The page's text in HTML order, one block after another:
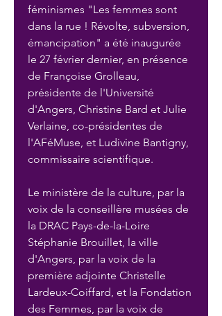
féminismes "Les femmes sont
dans la rue ! Révolte, subversion,
émancipation" a été inaugurée
le 27 février dernier, en présence
de Françoise Grolleau,
présidente de l'Université
d'Angers, Christine Bard et Julie
Verlaine, co-présidentes de
l'AFéMuse, et Ludivine Bantigny,
commissaire scientifique.
Le ministère de la culture, par la
voix de la conseillère musées de
la DRAC Pays-de-la-Loire
Stéphanie Brouillet, la ville
d'Angers, par la voix de la
première adjointe Christelle
Lardeux-Coiffard, et la Fondation
des Femmes, par la voix de